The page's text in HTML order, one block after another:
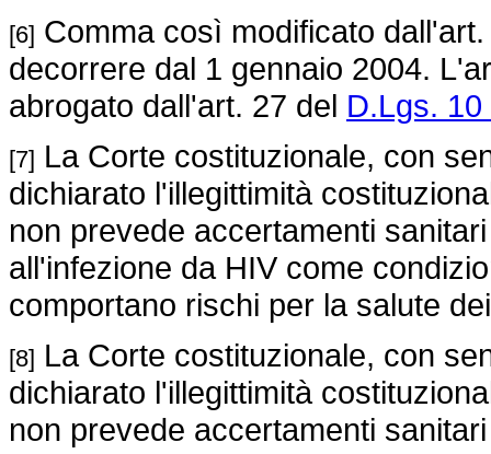
[6] Comma così modificato
decorrere dal 1 gennaio 2004.
abrogato dall'art. 27 del D.Lgs.
[7] La Corte costituzionale, con
dichiarato l'illegittimità
non prevede accertamenti
all'infezione da HIV come
comportano rischi per la salute
[8] La Corte costituzionale, con
dichiarato l'illegittimità
non prevede accertamenti